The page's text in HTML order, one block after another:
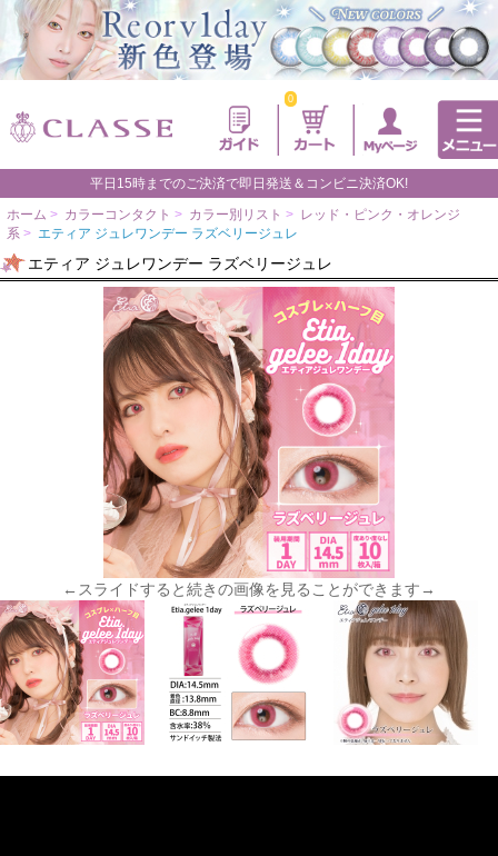
0
平日15時までのご決済で即日発送＆コンビニ決済OK!
ホーム > カラーコンタクト > カラー別リスト > レッド・ピンク・オレンジ
系 > エティア ジュレワンデー ラズベリージュレ
エティア ジュレワンデー ラズベリージュレ
←スライドすると続きの画像を見ることができます→